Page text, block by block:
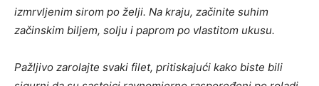
izmrvljenim sirom po želji. Na kraju, začinite suhim
začinskim biljem, solju i paprom po vlastitom ukusu.
Pažljivo zarolajte svaki filet, pritiskajući kako biste bili